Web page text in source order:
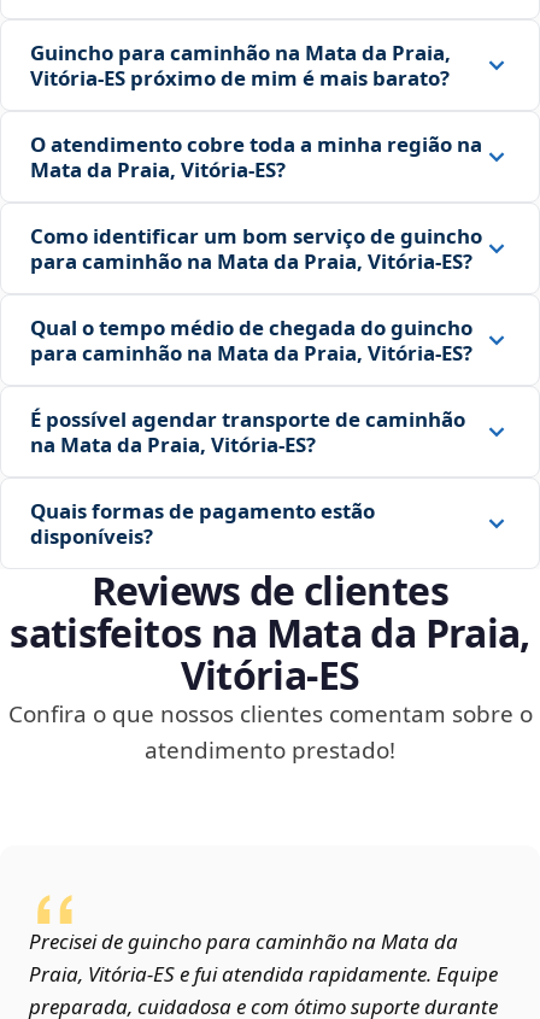
Guincho para caminhão na Mata da Praia,
Vitória‑ES próximo de mim é mais barato?
O atendimento cobre toda a minha região na
Mata da Praia, Vitória‑ES?
Como identificar um bom serviço de guincho
para caminhão na Mata da Praia, Vitória‑ES?
Qual o tempo médio de chegada do guincho
para caminhão na Mata da Praia, Vitória‑ES?
É possível agendar transporte de caminhão
na Mata da Praia, Vitória‑ES?
Quais formas de pagamento estão
disponíveis?
Reviews de clientes
satisfeitos na Mata da Praia,
Vitória‑ES
Confira o que nossos clientes comentam sobre o
atendimento prestado!
Precisei de guincho para caminhão na Mata da
Praia, Vitória‑ES e fui atendida rapidamente. Equipe
preparada, cuidadosa e com ótimo suporte durante